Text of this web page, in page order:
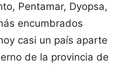
Pentamar, Dyopsa,
encumbrados
casi un país aparte
de la provincia de